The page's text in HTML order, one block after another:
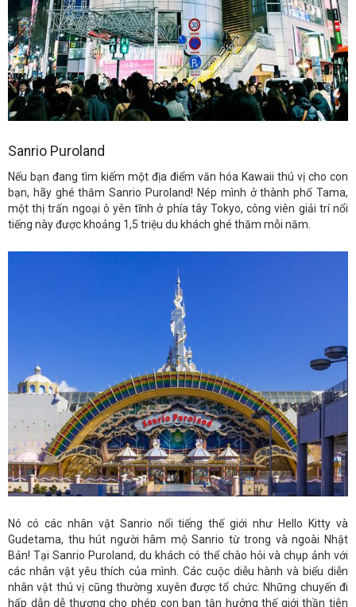
Sanrio Puroland
Nếu bạn đang tìm kiếm một địa điểm văn hóa Kawaii thú vị cho con
bạn, hãy ghé thăm Sanrio Puroland! Nép mình ở thành phố Tama,
một thị trấn ngoại ô yên tĩnh ở phía tây Tokyo, công viên giải trí nổi
tiếng này được khoảng 1,5 triệu du khách ghé thăm mỗi năm.
Nó có các nhân vật Sanrio nổi tiếng thế giới như Hello Kitty và
Gudetama, thu hút người hâm mộ Sanrio từ trong và ngoài Nhật
Bản! Tại Sanrio Puroland, du khách có thể chào hỏi và chụp ảnh với
các nhân vật yêu thích của mình. Các cuộc diễu hành và biểu diễn
nhân vật thú vị cũng thường xuyên được tổ chức. Những chuyến đi
hấp dẫn dễ thương cho phép con bạn tận hưởng thế giới thần tiên